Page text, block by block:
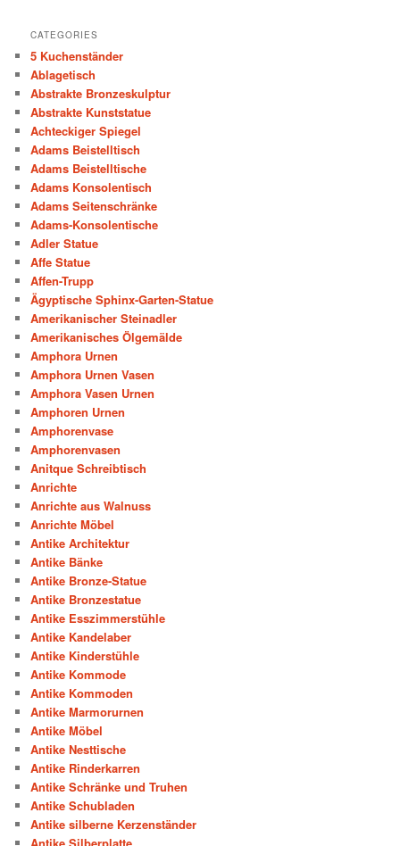
CATEGORIES
5 Kuchenständer
Ablagetisch
Abstrakte Bronzeskulptur
Abstrakte Kunststatue
Achteckiger Spiegel
Adams Beistelltisch
Adams Beistelltische
Adams Konsolentisch
Adams Seitenschränke
Adams-Konsolentische
Adler Statue
Affe Statue
Affen-Trupp
Ägyptische Sphinx-Garten-Statue
Amerikanischer Steinadler
Amerikanisches Ölgemälde
Amphora Urnen
Amphora Urnen Vasen
Amphora Vasen Urnen
Amphoren Urnen
Amphorenvase
Amphorenvasen
Anitque Schreibtisch
Anrichte
Anrichte aus Walnuss
Anrichte Möbel
Antike Architektur
Antike Bänke
Antike Bronze-Statue
Antike Bronzestatue
Antike Esszimmerstühle
Antike Kandelaber
Antike Kinderstühle
Antike Kommode
Antike Kommoden
Antike Marmorurnen
Antike Möbel
Antike Nesttische
Antike Rinderkarren
Antike Schränke und Truhen
Antike Schubladen
Antike silberne Kerzenständer